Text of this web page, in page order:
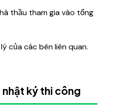
thầu tham gia vào tổng
của các bên liên quan.
nhật ký thi công